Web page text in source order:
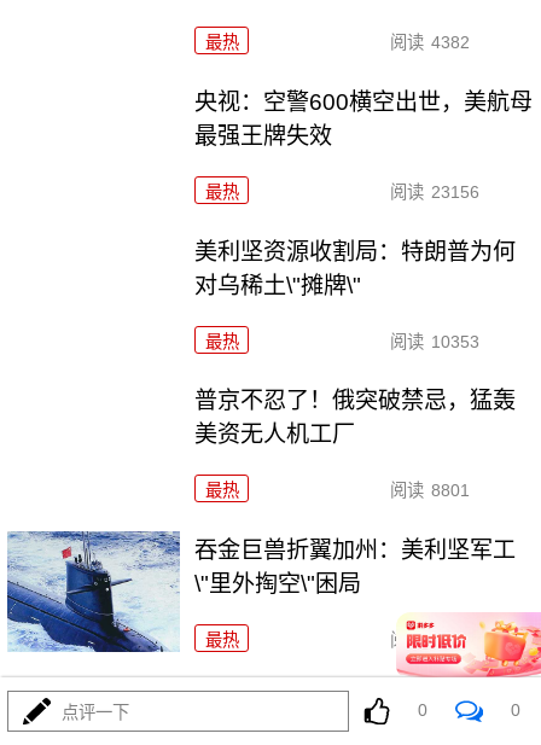
最热 阅读 4382
央视：空警600横空出世，美航母
最强王牌失效
最热 阅读 23156
美利坚资源收割局：特朗普为何
对乌稀土\"摊牌\"
最热 阅读 10353
普京不忍了！俄突破禁忌，猛轰
美资无人机工厂
最热 阅读 8801
吞金巨兽折翼加州：美利坚军工
\"里外掏空\"困局
最热 阅读 6474
波斯的浓缩铀，美利坚是真想
拿，还是做样子？
点评一下 0 0